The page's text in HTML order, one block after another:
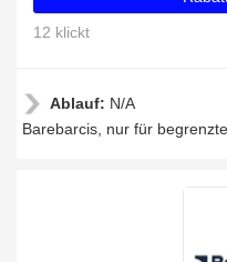
12 klickt
Ablauf: N/A
Barebarcis, nur für